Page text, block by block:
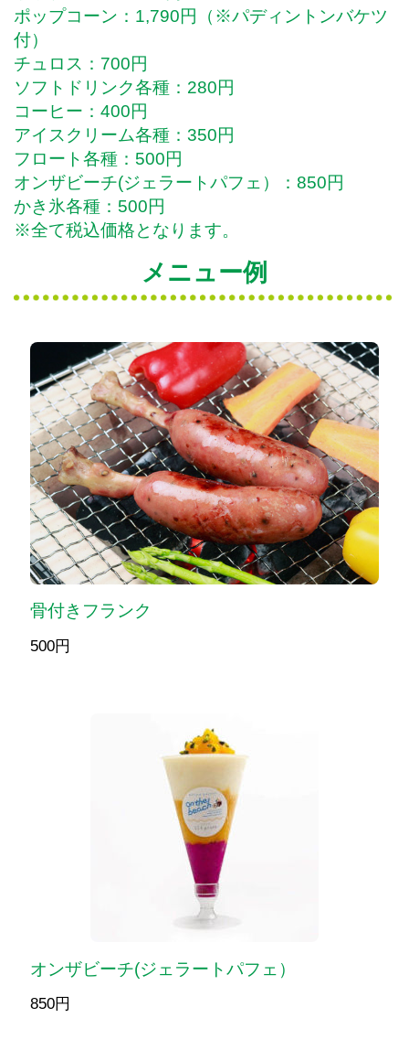
ポップコーン：1,790円（※パディントンバケツ
付）
チュロス：700円
ソフトドリンク各種：280円
コーヒー：400円
アイスクリーム各種：350円
フロート各種：500円
オンザビーチ(ジェラートパフェ）：850円
かき氷各種：500円
※全て税込価格となります。
メニュー例
骨付きフランク
500円
オンザビーチ(ジェラートパフェ）
850円